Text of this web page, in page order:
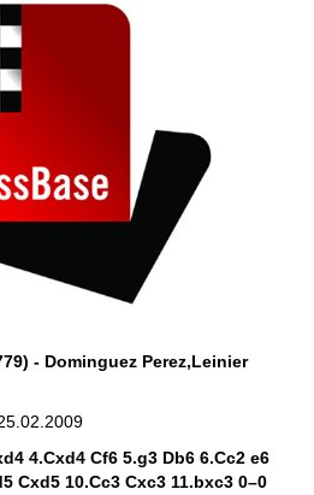
- Dominguez Perez,Leinier
4.Cxd4 Cf6 5.g3 Db6 6.Cc2 e6
Cxd5 10.Cc3 Cxc3 11.bxc3 0–0